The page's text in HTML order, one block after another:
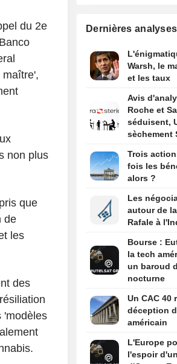
du 2e
maître',
non plus
que
de
les
des
'modèles
Dernières analyses
Warsh, le
et les taux
Avis
Roche et
séduisent,
sèchement
Trois
fois les
alors ?
Les
autour de
Rafale à
Bourse :
la tech
un baroud
nocturne
Un CAC 40
déception
américain
L'Europe
l'espoir